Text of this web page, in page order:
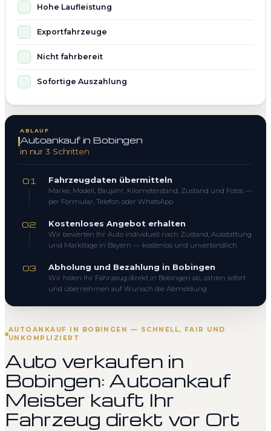
AUTOANKAUF IN BOBINGEN — SCHNELL, FAIR UND
UNKOMPLIZIERT
Auto verkaufen in
Bobingen: Autoankauf
Meister kauft Ihr
Fahrzeug direkt vor Ort
Hohe Laufleistung
Exportfahrzeuge
Nicht fahrbereit
Sofortige Auszahlung
ABLAUF
Autoankauf in Bobingen
in nur 3 Schritten
01 Fahrzeugdaten übermitteln
Marke, Modell, Baujahr, Kilometerstand, Zustand und Fotos —
per Formular, Telefon oder WhatsApp
02 Kostenloses Angebot erhalten
Wir bewerten Ihr Auto individuell nach Zustand, Ausstattung
und Marktlage in Bayern — kostenlos und unverbindlich
03 Abholung und Bezahlung in Bobingen
Wir holen Ihr Fahrzeug direkt in Bobingen ab, zahlen sofort
und übernehmen auf Wunsch die Abmeldung